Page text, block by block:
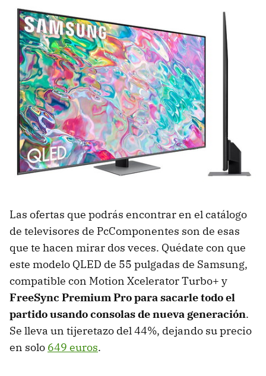
Las ofertas que podrás encontrar en el catálogo
de televisores de PcComponentes son de esas
que te hacen mirar dos veces. Quédate con que
este modelo QLED de 55 pulgadas de Samsung,
compatible con Motion Xcelerator Turbo+ y
FreeSync Premium Pro para sacarle todo el
partido usando consolas de nueva generación.
Se lleva un tijeretazo del 44%, dejando su precio
en solo 649 euros.